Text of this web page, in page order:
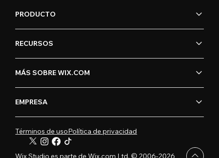
PRODUCTO
RECURSOS
MÁS SOBRE WIX.COM
EMPRESA
Términos de usoPolítica de privacidad
Wix Studio es parte de Wix.com Ltd. © 2006-2026